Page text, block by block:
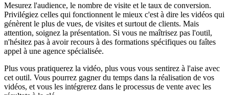
Mesurez l'audience, le nombre de visite et le taux de conversion.
Privilégiez celles qui fonctionnent le mieux c'est à dire les vidéos qui
génèrent le plus de vues, de visites et surtout de clients. Mais
attention, soignez la présentation. Si vous ne maîtrisez pas l'outil,
n'hésitez pas à avoir recours à des formations spécifiques ou faîtes
appel à une agence spécialisée.
Plus vous pratiquerez la vidéo, plus vous vous sentirez à l'aise avec
cet outil. Vous pourrez gagner du temps dans la réalisation de vos
vidéos, et vous les intégrerez dans le processus de vente avec les